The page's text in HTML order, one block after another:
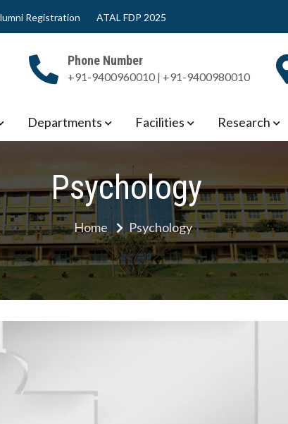
Registration ATAL FDP 2025
Phone Number
+91-9400960010 | +91-9400980010
Departments Facilities Research
Psychology
Home Psychology